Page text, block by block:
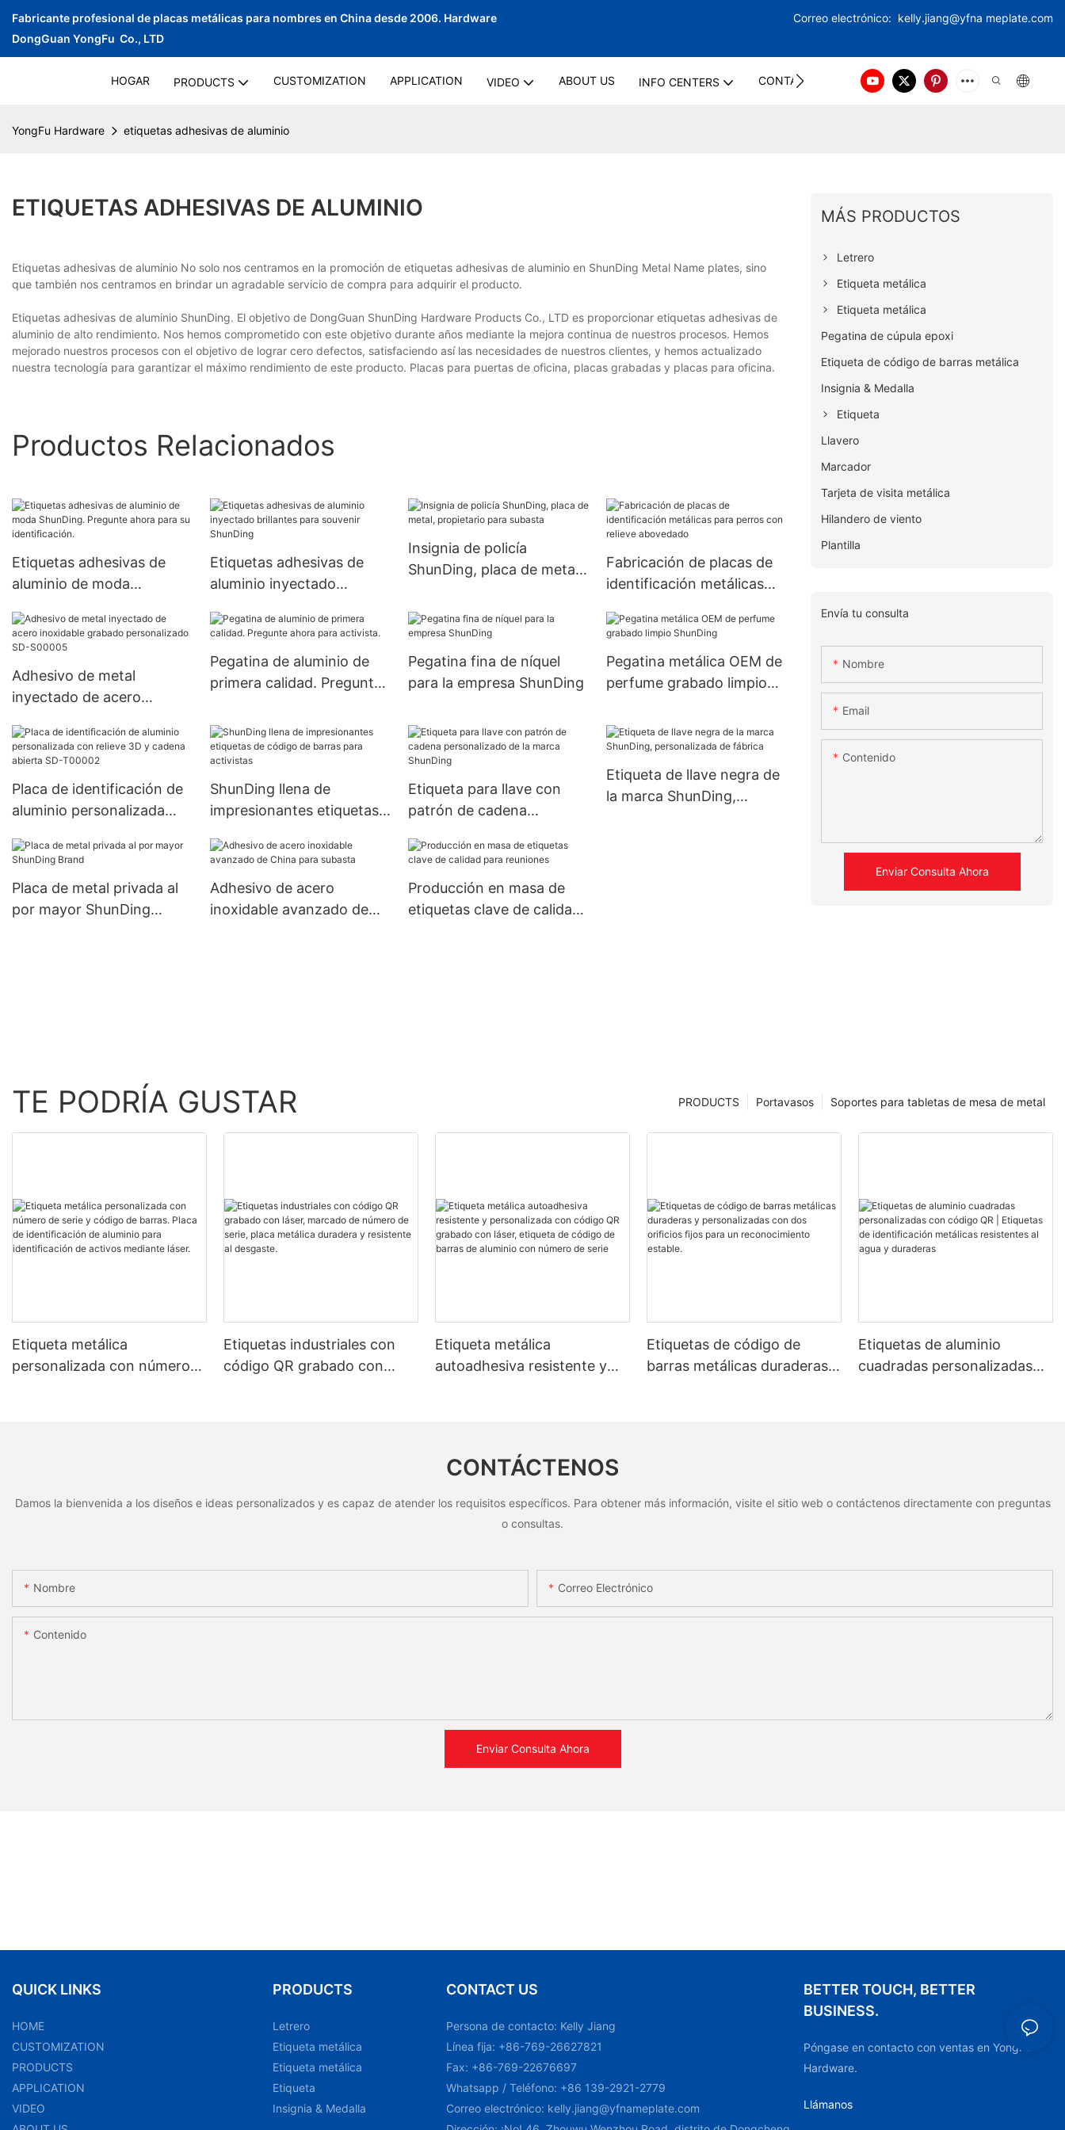
Fabricante profesional de placas metálicas para nombres en China desde 2006. Hardware
DongGuan YongFu Co., LTD
Correo electrónico: kelly.jiang@yfna meplate.com
HOGAR PRODUCTS CUSTOMIZATION APPLICATION VIDEO ABOUT US INFO CENTERS CONTACT US
YongFu Hardware etiquetas adhesivas de aluminio
ETIQUETAS ADHESIVAS DE ALUMINIO
Etiquetas adhesivas de aluminio No solo nos centramos en la promoción de etiquetas adhesivas de aluminio en ShunDing Metal Name plates, sino
que también nos centramos en brindar un agradable servicio de compra para adquirir el producto.
Etiquetas adhesivas de aluminio ShunDing. El objetivo de DongGuan ShunDing Hardware Products Co., LTD es proporcionar etiquetas adhesivas de
aluminio de alto rendimiento. Nos hemos comprometido con este objetivo durante años mediante la mejora continua de nuestros procesos. Hemos
mejorado nuestros procesos con el objetivo de lograr cero defectos, satisfaciendo así las necesidades de nuestros clientes, y hemos actualizado
nuestra tecnología para garantizar el máximo rendimiento de este producto. Placas para puertas de oficina, placas grabadas y placas para oficina.
Productos Relacionados
Etiquetas adhesivas de
aluminio de moda
para su identificación.
Etiquetas adhesivas de
aluminio inyectado
ShunDing
Insignia de policía
ShunDing, placa de metal,
Fabricación de placas de
identificación metálicas
abovedado
Adhesivo de metal
inyectado de acero
personalizado SD-S00005
Pegatina de aluminio de
primera calidad. Pregunte
Pegatina fina de níquel
para la empresa ShunDing
Pegatina metálica OEM de
perfume grabado limpio
Placa de identificación de
aluminio personalizada
abierta SD-T00002
ShunDing llena de
impresionantes etiquetas
activistas
Etiqueta para llave con
patrón de cadena
ShunDing
Etiqueta de llave negra de
la marca ShunDing,
Placa de metal privada al
por mayor ShunDing
Adhesivo de acero
inoxidable avanzado de
Producción en masa de
etiquetas clave de calidad
MÁS PRODUCTOS
Letrero
Etiqueta metálica
Etiqueta metálica
Pegatina de cúpula epoxi
Etiqueta de código de barras metálica
Insignia & Medalla
Etiqueta
Llavero
Marcador
Tarjeta de visita metálica
Hilandero de viento
Plantilla
Envía tu consulta
Nombre
Email
Contenido
Enviar Consulta Ahora
TE PODRÍA GUSTAR Soportes para tabletas de mesa de metal
Portavasos
PRODUCTS
Etiqueta metálica
personalizada con número
Etiquetas industriales con
código QR grabado con
Etiqueta metálica
autoadhesiva resistente y
de aluminio con número de
serie
Etiquetas de código de
barras metálicas duraderas y
Etiquetas de aluminio
cuadradas personalizadas
CONTÁCTENOS
Damos la bienvenida a los diseños e ideas personalizados y es capaz de atender los requisitos específicos. Para obtener más información, visite el sitio web o contáctenos directamente con preguntas
o consultas.
Nombre Correo Electrónico
Contenido
Enviar Consulta Ahora
QUICK LINKS
HOME
CUSTOMIZATION
PRODUCTS
APPLICATION
VIDEO
PRODUCTS
Letrero
Etiqueta metálica
Etiqueta metálica
Etiqueta
Insignia & Medalla
CONTACT US
Persona de contacto: Kelly Jiang
Línea fija: +86-769-26627821
Fax: +86-769-22676697
Whatsapp / Teléfono: +86 139-2921-2779
Correo electrónico: kelly.jiang@yfnameplate.com
BETTER TOUCH, BETTER
BUSINESS.
Póngase en contacto con ventas en YongFu
Hardware.
Llámanos